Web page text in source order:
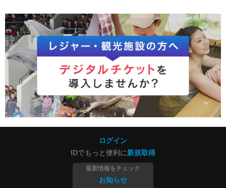
ログイン
IDでもっと便利に新規取得
最新情報をチェック
お知らせ